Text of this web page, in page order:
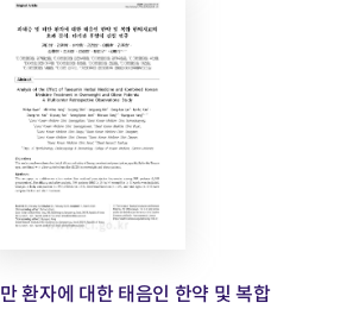
환자에 대한 태음인 한약 및 복합